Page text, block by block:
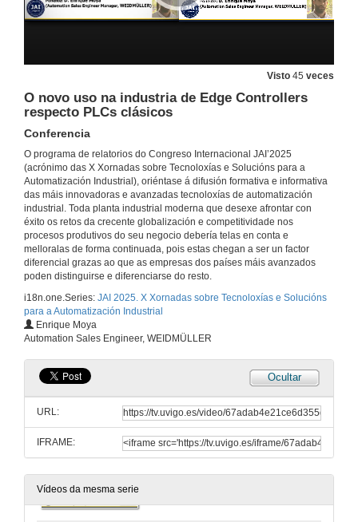
Visto 45 veces
O novo uso na industria de Edge Controllers
respecto PLCs clásicos
Conferencia
O programa de relatorios do Congreso Internacional JAI’2025
(acrónimo das X Xornadas sobre Tecnoloxías e Solucións para a
Automatización Industrial), oriéntase á difusión formativa e informativa
das máis innovadoras e avanzadas tecnoloxías de automatización
industrial. Toda planta industrial moderna que desexe afrontar con
éxito os retos da crecente globalización e competitividade nos
procesos produtivos do seu negocio debería telas en conta e
melloralas de forma continuada, pois estas chegan a ser un factor
diferencial grazas ao que as empresas dos países máis avanzados
poden distinguirse e diferenciarse do resto.
i18n.one.Series: JAI 2025. X Xornadas sobre Tecnoloxías e Solucións
para a Automatización Industrial
Enrique Moya
Automation Sales Engineer, WEIDMÜLLER
Ocultar
URL:
IFRAME:
Vídeos da mesma serie
Conferencia
Conferencia
11 de feb. de 2025
11 de feb. de 2025
Intelixencia Artificial na planta Industrial
Conferencia
11 de feb. de 2025
InprOTech Guardian: detección e control de ameazas en contornas industriais